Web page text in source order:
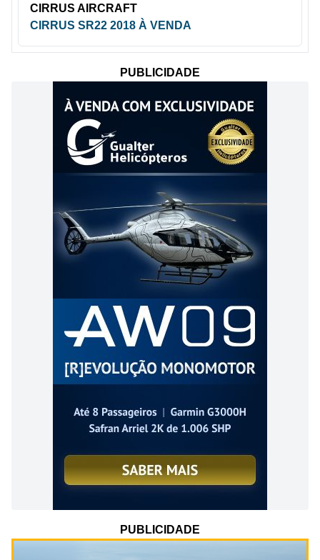
CIRRUS AIRCRAFT
CIRRUS SR22 2018 À VENDA
PUBLICIDADE
PUBLICIDADE